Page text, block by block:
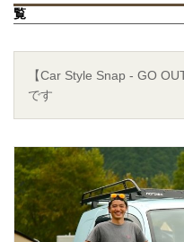
覧
【Car Style Snap - GO
です